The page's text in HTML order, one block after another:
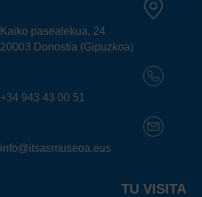
Kaiko pasealekua, 24
20003 Donostia (Gipuzkoa)
+34 943 43 00 51
info@itsasmuseoa.eus
TU VISITA